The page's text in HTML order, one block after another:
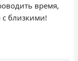
время,
близкими!